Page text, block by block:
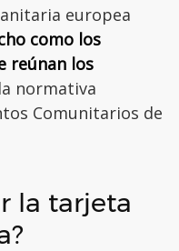
europea
como los
reúnan los
normativa
Comunitarios de
la tarjeta